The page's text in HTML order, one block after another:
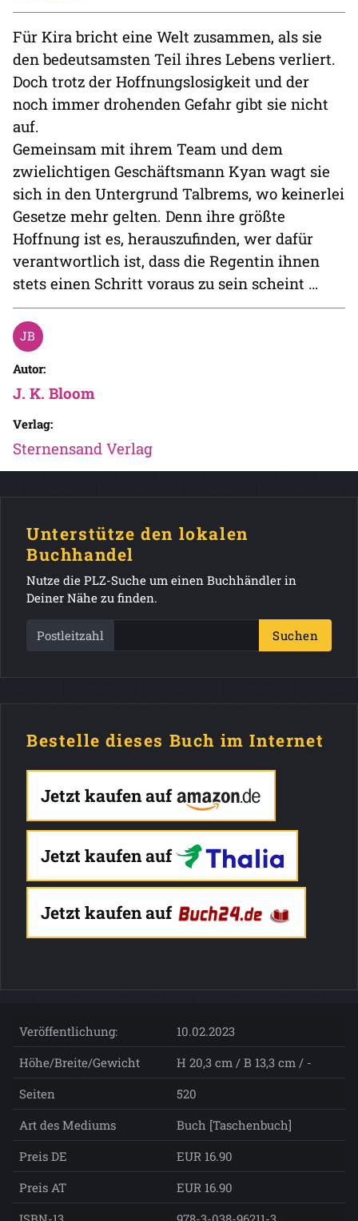
Für Kira bricht eine Welt zusammen, als sie
den bedeutsamsten Teil ihres Lebens verliert.
Doch trotz der Hoffnungslosigkeit und der
noch immer drohenden Gefahr gibt sie nicht
auf.
Gemeinsam mit ihrem Team und dem
zwielichtigen Geschäftsmann Kyan wagt sie
sich in den Untergrund Talbrems, wo keinerlei
Gesetze mehr gelten. Denn ihre größte
Hoffnung ist es, herauszufinden, wer dafür
verantwortlich ist, dass die Regentin ihnen
stets einen Schritt voraus zu sein scheint …
Autor:
J. K. Bloom
Verlag:
Sternensand Verlag
Unterstütze den lokalen
Buchhandel
Nutze die PLZ-Suche um einen Buchhändler in
Deiner Nähe zu finden.
Postleitzahl Suchen
Bestelle dieses Buch im Internet
Jetzt kaufen auf
Jetzt kaufen auf
Jetzt kaufen auf
Veröffentlichung:
10.02.2023
Höhe/Breite/Gewicht
H 20,3 cm / B 13,3 cm / -
Seiten
520
Art des Mediums
Buch [Taschenbuch]
Preis DE
EUR 16.90
Preis AT
EUR 16.90